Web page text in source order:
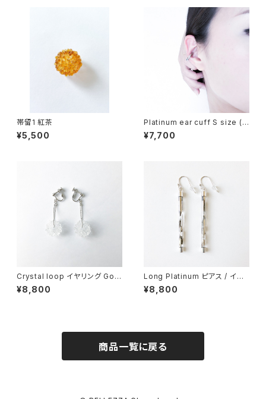
帯留1 紅茶
¥5,500
Platinum ear cuff S size (o
ne ear)
¥7,700
Crystal loop イヤリング Gold
/ Rhodium
¥8,800
Long Platinum ピアス / イヤ
リング
¥8,800
商品一覧に戻る